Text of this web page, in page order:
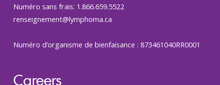
Numéro sans frais: 1.866.659.5522
renseignement@lymphoma.ca
Numéro d’organisme de bienfaisance : 873461040RR0001
Careers